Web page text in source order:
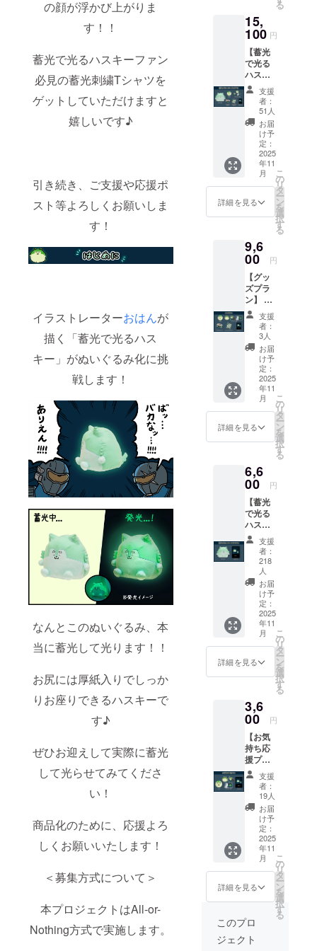
の顔が浮かび上がりま
す！！
蓄光で光るハスキーファン
必見の蓄光刺繍Tシャツを
ゲットしていただけますと
嬉しいです♪
引き続き、ご支援や応援ポ
スト等よろしくお願いしま
す！
イラストレーターおはんが
描く「蓄光で光るハス
キー」がぬいぐるみ化に挑
戦します！
なんとこのぬいぐるみ、本
当に蓄光して光ります！！
お尻には厚紙入りでしっか
りお座りできるハスキーで
す♪
ぜひお迎えして実際に蓄光
して光らせてみてくださ
い！
商品化のために、応援よろ
しくお願いいたします！
＜募集方式について＞
本プロジェクトはAll-or-
Nothing方式で実施します。
紙に入
れる宛
名をご
記入く
ださ
い。 ●
宛名の
必要が
ない場
合は
「宛名
不要」
とご記
入くだ
さい。
●恐縮で
すが、
変更は
不可と
なって
おりま
す。 画
像はイ
メージ
です。
金額に
は消費
（10%
）と送
料990円
を含ん
ます。
ぐる
み 2点
・ぷに
缶 1点
・ス
テッ
カー 3
種 1点
・マス
キング
テー
プ 1点
・シャ
カシャ
カアク
キー 1
点 ・記
ド 1点
イメー
ジで
す。 金
額には
消費税
（10%
）を含
んでお
りま
す。
る
15,
100 円
【蓄光
で光る
ハス
キー
グッズ
プラ
ン】 ・
ぬいぐ
るみ 1
点 ・ぷ
に缶 1
点 ・ス
テッ
カー 3
種 1点
・マス
テー
プ 1点
・シャ
カシャ
カアク
キー 1
点 ・記
念カー
ド 1点
画像は
イメー
ジで
す。 金
額には
消費税
（10%
）と送
料990円
ます。
支援
者：
51人
お届
け予
定：
2025
年11
月
詳細を見る
こ
の
リ
タ
ー
ン
を
選
択
す
る
9,6
00 円
【グッ
ズプラ
ン】 ※
ぬいぐ
るみは
含まれ
ませ
ん。 ・
ぷに
缶 1点
・ス
テッ
カー 3
種 1点
・マス
キング
プ 1点
・シャ
カシャ
カアク
キー 1
点 ・記
念カー
ド 1点
画像は
イメー
ジで
す。 金
額には
消費税
（10%
）と送
料990円
を含ん
支援
者：
3人
お届
け予
定：
2025
年11
月
詳細を見る
こ
の
リ
タ
ー
ン
を
選
択
す
る
6,6
00 円
【蓄光
で光る
ハス
キーお
迎えプ
ラン】
・ぬい
ぐる
み 1点
・記念
カー
ド 1点
画像は
イメー
ジで
（10%
）と送
料990円
を含ん
でおり
ます。
支援
者：
218
人
お届
け予
定：
2025
年11
月
詳細を見る
こ
の
リ
タ
ー
ン
を
選
択
す
る
3,6
00 円
【お気
持ち応
援プラ
ン】 ・
ぷに
缶 1点
・ス
テッ
カー 3
種 1点
・記念
カー
ド 1点
画像は
イメー
ジで
す。 金
額には
消費税
支援
者：
19人
お届
け予
定：
2025
年11
月
詳細を見る
こ
の
リ
タ
ー
ン
を
選
択
す
る
このプロ
ジェクト